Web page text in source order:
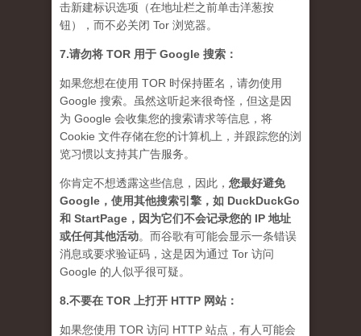
击新建标识选项（在地址栏之前单击洋葱按
钮），而不必关闭 Tor 浏览器。
7.请勿将 TOR 用于 Google 搜索：
如果您想在使用 TOR 时保持匿名，请勿使用
Google 搜索。虽然这听起来很奇怪，但这是因
为 Google 会收集您的搜索请求等信息，将
Cookie 文件存储在您的计算机上，并跟踪您的浏
览习惯以支持其广告服务。
你肯定不想透露这些信息，因此， 您最好避免
Google，使用其他搜索引擎，如 DuckDuckGo
和 StartPage，因为它们不会记录您的 IP 地址
或任何其他活动。而谷歌有可能会显示一条错误
消息或要求验证码，这是因为通过 Tor 访问
Google 的人似乎很可疑。
8.不要在 TOR 上打开 HTTP 网站：
如果您使用 TOR 访问 HTTP 站点，有人可能会